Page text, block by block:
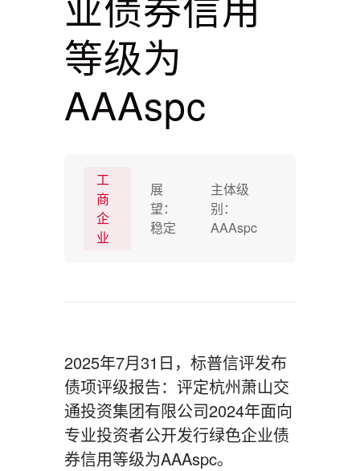
等级为
AAAspc
工
商
企
业
展
望：
稳定
主体级
别：
AAAspc
2025年7月31日，标普信评发布
债项评级报告：评定杭州萧山交
通投资集团有限公司2024年面向
专业投资者公开发行绿色企业债
券信用等级为AAAspc。